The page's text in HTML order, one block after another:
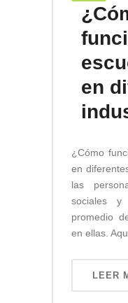
en
¿Cómo
en
las
sociales y
promedio
en ellas.
LEER